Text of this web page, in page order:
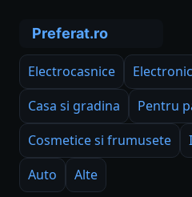
Electrocasnice
Casa si gradina
Pentru
Cosmetice si frumusete
Auto
Alte